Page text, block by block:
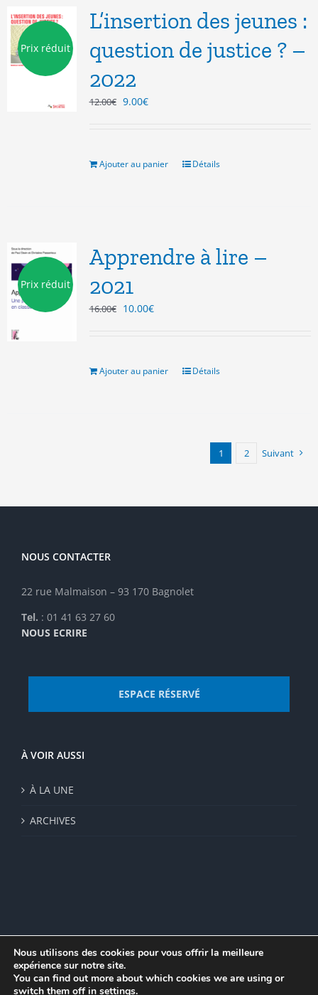
Prix réduit
L’insertion des jeunes :
question de justice ? –
2022
12.00€ Le
12.00€.
9.00€Le
9.00€.
Ajouter au panier Détails
Prix réduit
Apprendre à lire –
2021
16.00€ Le
16.00€.
10.00€Le
10.00€.
Ajouter au panier Détails
1 2 Suivant
NOUS CONTACTER
22 rue Malmaison – 93 170 Bagnolet
Tel. : 01 41 63 27 60
NOUS ECRIRE
ESPACE RÉSERVÉ
À VOIR AUSSI
À LA UNE
ARCHIVES
© Institut de recherche de la FSU 2023 | Par FSU |Plan du site
Mentions légales|Politique de confidentialité
Nous utilisons des cookies pour vous offrir la meilleure
expérience sur notre site.
You can find out more about which cookies we are using or
switch them off in settings.